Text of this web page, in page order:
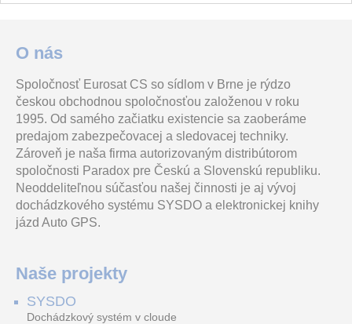
Jednoduchá instalace i
obsluha, pro všechny typy
Integriti, velký OLED displ
HDT002/A Lithium Ion 3Ah
baterie 18V pro
akumulátorové nářadí
HDTEC 10.94 €
vr. DPH 13.46 €
Bezdrátový dálkový ovladač
s 5 funkcemi hybridního
zabezpečovacího systému
Paradox M nové
VS370-868M LoRaWAN AI detektor přítomnosti osob, bat. Li-SOCl2
LoRaWAN AI radarový
SYSDO50 people SW pack DS-7732NI-M4/16P
Sonoff DR
O nás
Spoločnosť Eurosat CS so sídlom v Brne je rýdzo
českou obchodnou spoločnosťou založenou v roku
1995. Od samého začiatku existencie sa zaoberáme
predajom zabezpečovacej a sledovacej techniky.
Zároveň je naša firma autorizovaným distribútorom
spoločnosti Paradox pre Českú a Slovenskú republiku.
Neoddeliteľnou súčasťou našej činnosti je aj vývoj
dochádzkového systému SYSDO a elektronickej knihy
jázd Auto GPS.
Naše projekty
SYSDO
Dochádzkový systém v cloude